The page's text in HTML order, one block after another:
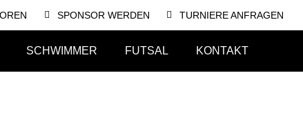
SPONSOR WERDEN TURNIERE ANFRAGEN
SCHWIMMER FUTSAL KONTAKT